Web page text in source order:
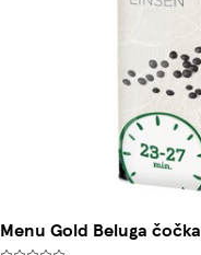
Menu Gold Beluga